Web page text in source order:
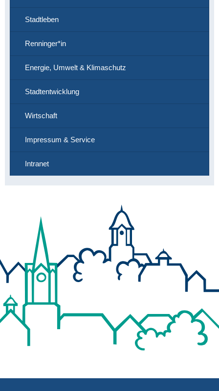
Stadtleben
Renninger*in
Energie, Umwelt & Klimaschutz
Stadtentwicklung
Wirtschaft
Impressum & Service
Intranet